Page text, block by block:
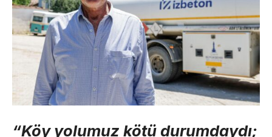
“Köy yolumuz kötü durumdaydı;